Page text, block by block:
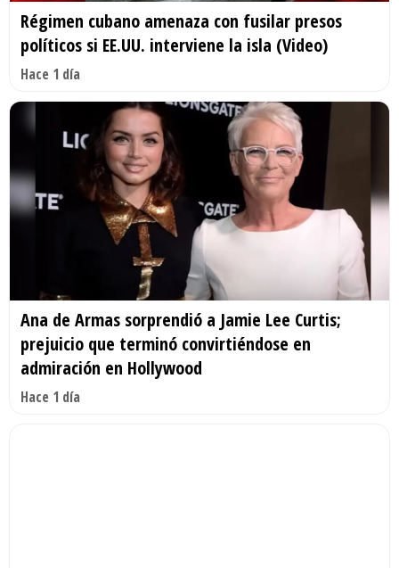
Régimen cubano amenaza con fusilar presos
políticos si EE.UU. interviene la isla (Video)
Hace 1 día
Ana de Armas sorprendió a Jamie Lee Curtis;
prejuicio que terminó convirtiéndose en
admiración en Hollywood
Hace 1 día